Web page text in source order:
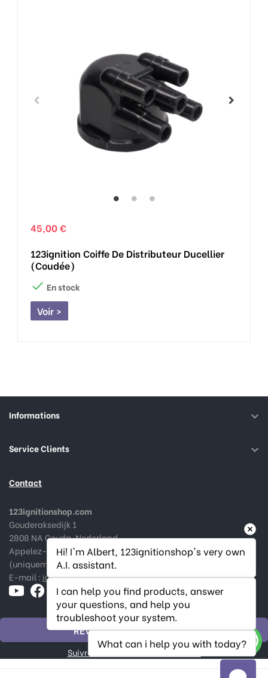
45,00 €
123ignition Coiffe De Distributeur Ducellier
(Coudée)
 En stock
Voir >
Informations 
Service Clients 
Contact
123ignitionshop.com
Gouderaksedijk 1
2808 NA Gouda, Nederland
Appelez-nous au :+31182 787974
(uniquement en Néerlandais et Anglais)
E-mail : info@123ignitionshop.com
RÉVOQUER LA COMMANDE
Suivre le statut de la rétractation
Hi! I'm Albert, 123ignitionshop's very own
A.I. assistant.
I can help you find products, answer
your questions, and help you
troubleshoot your system.
What can i help you with today?